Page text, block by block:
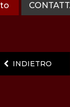
INDIETRO